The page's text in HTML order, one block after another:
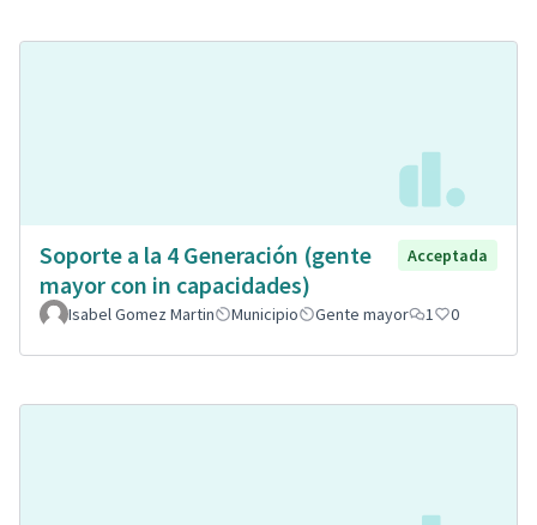
Soporte a la 4 Generación (gente
mayor con in capacidades)
Acceptada
Isabel Gomez Martin Municipio Gente mayor 1 0